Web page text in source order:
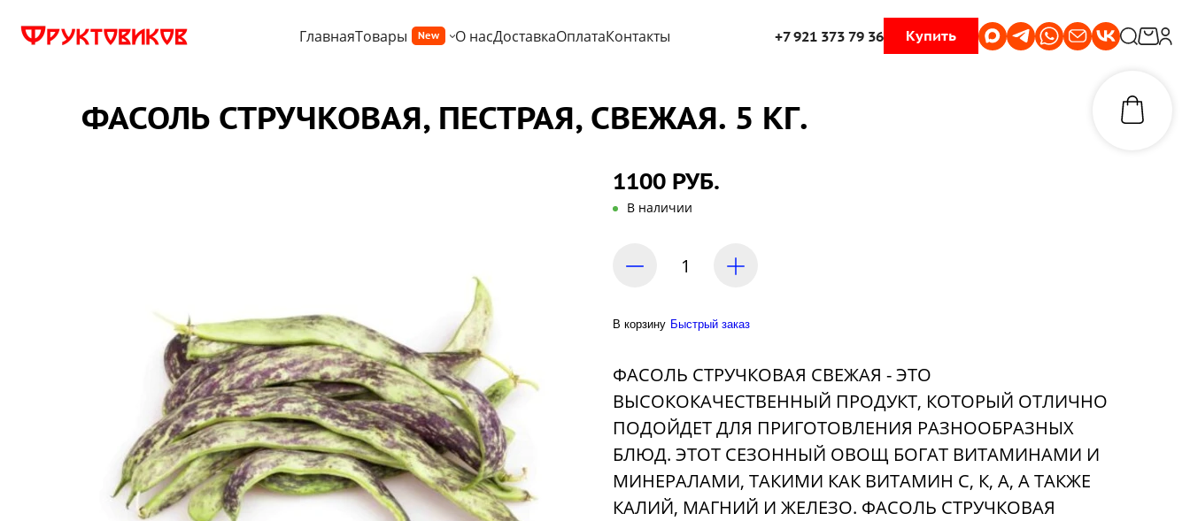
ГлавнаяТовары New О насДоставкаОплатаКонтакты +7 921 373 79 36 Купить
ФАСОЛЬ СТРУЧКОВАЯ, ПЕСТРАЯ, СВЕЖАЯ. 5 КГ.
1100 РУБ.
В наличии
В корзину Быстрый заказ
ФАСОЛЬ СТРУЧКОВАЯ СВЕЖАЯ - ЭТО
ВЫСОКОКАЧЕСТВЕННЫЙ ПРОДУКТ, КОТОРЫЙ ОТЛИЧНО
ПОДОЙДЕТ ДЛЯ ПРИГОТОВЛЕНИЯ РАЗНООБРАЗНЫХ
БЛЮД. ЭТОТ СЕЗОННЫЙ ОВОЩ БОГАТ ВИТАМИНАМИ И
МИНЕРАЛАМИ, ТАКИМИ КАК ВИТАМИН С, К, А, А ТАКЖЕ
КАЛИЙ, МАГНИЙ И ЖЕЛЕЗО. ФАСОЛЬ СТРУЧКОВАЯ